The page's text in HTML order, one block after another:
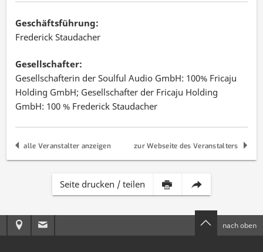
Geschäftsführung:
Frederick Staudacher
Gesellschafter:
Gesellschafterin der Soulful Audio GmbH: 100% Fricaju
Holding GmbH; Gesellschafter der Fricaju Holding
GmbH: 100 % Frederick Staudacher
alle Veranstalter anzeigen zur Webseite des Veranstalters
Seite drucken / teilen
Inhalt Diese
per
Anreise
nach oben